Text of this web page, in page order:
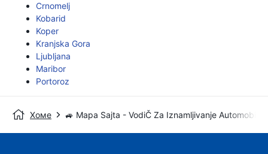
Crnomelj
Kobarid
Koper
Kranjska Gora
Ljubljana
Maribor
Portoroz
Хоме 🚙 Mapa Sajta - VodiČ Za Iznamljivanje Automobila